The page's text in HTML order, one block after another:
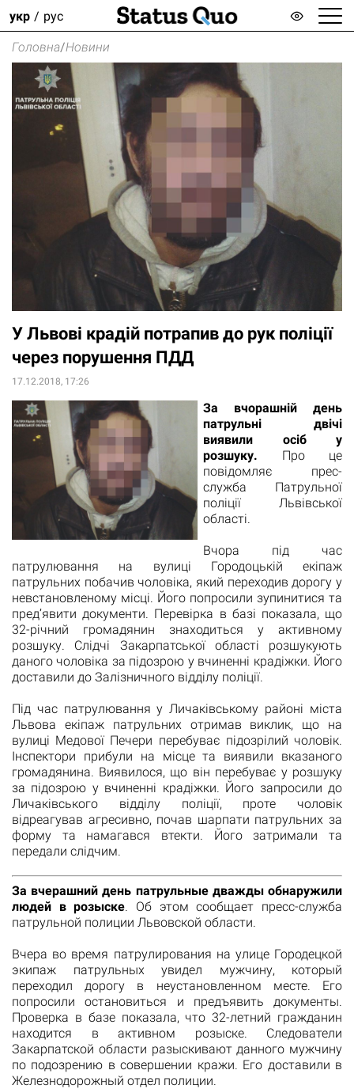
укр рус
Головна/Новини
У Львові крадій потрапив до рук поліції
через порушення ПДД
17.12.2018, 17:26
За вчорашній день
патрульні двічі
виявили осіб у
розшуку. Про це
повідомляє прес-
служба Патрульної
поліції Львівської
області.
Вчора під час
патрулювання на вулиці Городоцькій екіпаж
патрульних побачив чоловіка, який переходив дорогу у
невстановленому місці. Його попросили зупинитися та
пред’явити документи. Перевірка в базі показала, що
32-річний громадянин знаходиться у активному
розшуку. Слідчі Закарпатської області розшукують
даного чоловіка за підозрою у вчиненні крадіжки. Його
доставили до Залізничного відділу поліції.
Під час патрулювання у Личаківському районі міста
Львова екіпаж патрульних отримав виклик, що на
вулиці Медової Печери перебуває підозрілий чоловік.
Інспектори прибули на місце та виявили вказаного
громадянина. Виявилося, що він перебуває у розшуку
за підозрою у вчиненні крадіжки. Його запросили до
Личаківського відділу поліції, проте чоловік
відреагував агресивно, почав шарпати патрульних за
форму та намагався втекти. Його затримали та
передали слідчим.
За вчерашний день патрульные дважды обнаружили
людей в розыске. Об этом сообщает пресс-служба
патрульной полиции Львовской области.
Вчера во время патрулирования на улице Городецкой
экипаж патрульных увидел мужчину, который
переходил дорогу в неустановленном месте. Его
попросили остановиться и предъявить документы.
Проверка в базе показала, что 32-летний гражданин
находится в активном розыске. Следователи
Закарпатской области разыскивают данного мужчину
по подозрению в совершении кражи. Его доставили в
Железнодорожный отдел полиции.